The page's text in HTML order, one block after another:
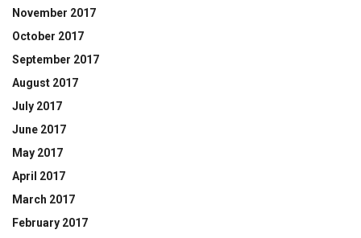
November 2017
October 2017
September 2017
August 2017
July 2017
June 2017
May 2017
April 2017
March 2017
February 2017